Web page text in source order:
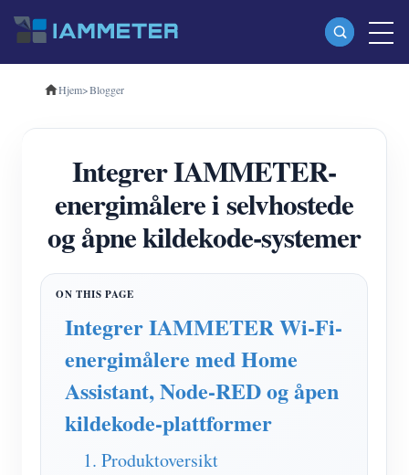
Produkter
Trefase Wi-Fi energimåler (WEM3080T)
Trefase Wi-Fi energimåler (WEM3046T)
Trefase Wi-Fi energimåler (WEM3050T)
WiFi Power Controller
EV lader
IAMMETER Simulator
Virtuell måler
Hjem>Blogger
Integrer IAMMETER-
energimålere i selvhostede
og åpne kildekode-systemer
Integrer IAMMETER Wi-Fi-
energimålere med Home
Assistant, Node-RED og åpen
kildekode-plattformer
1. Produktoversikt